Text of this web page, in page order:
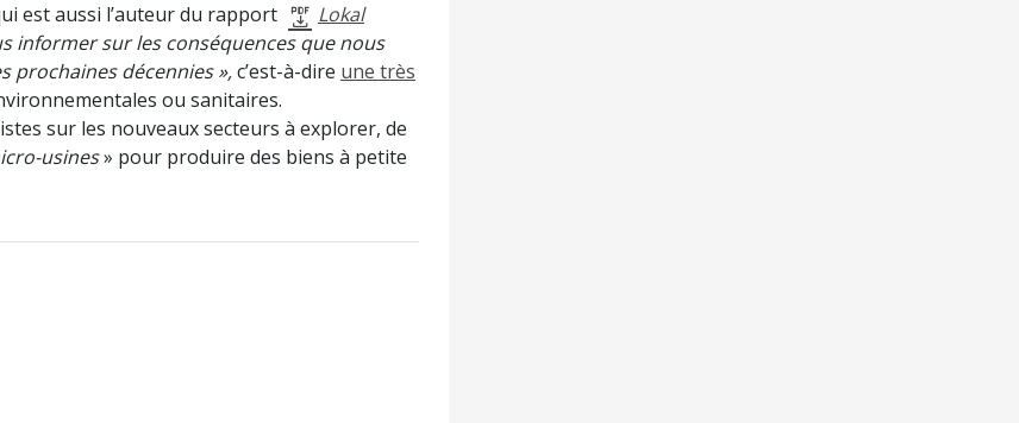
est aussi l’auteur du rapport
Lokal
informer sur les conséquences que nous
prochaines décennies »,c’est-à-dire une très
ou sanitaires.
sur les nouveaux secteurs à explorer, de
usines» pour produire des biens à petite